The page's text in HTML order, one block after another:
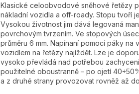
Klasické celoobvodové sněhové řetězy
nákladní vozidla a off-roady. Stopu tvoří
Vysokou životnost jim dává legovaná
povrchovým tvrzením. Ve stopových
průměru 6 mm. Napínaní pomocí páky na
vozidlem na řetězy najíždět. Lze je
vysoko převládá nad potřebou
použitelné oboustranně – po ojetí
a z druhé strany provozovat rovněž až